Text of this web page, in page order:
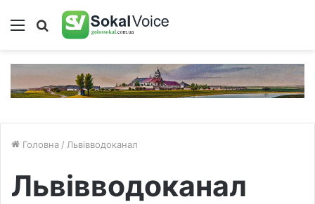
Меню Пошук
Головна / Львівводоканал
Львівводоканал